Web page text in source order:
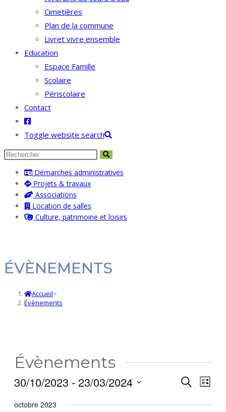
Cimetières
Plan de la commune
Livret vivre ensemble
Education
Espace Famille
Scolaire
Périscolaire
Contact
Toggle website search
Démarches administratives
Projets & travaux
Associations
Location de salles
Culture, patrimoine et loisirs
ÉVÈNEMENTS
Accueil>
Évènements
Évènements
Recherche
vues
Liste
30/10/2023 - 23/03/2024
une
octobre 2023